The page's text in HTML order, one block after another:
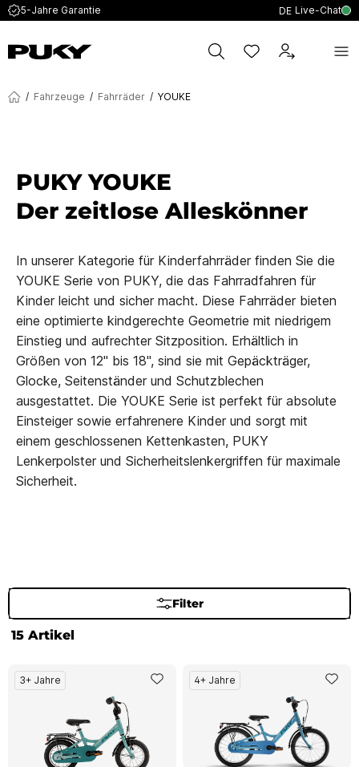
5-Jahre Garantie DE Live-Chat
/ Fahrzeuge / Fahrräder / YOUKE
PUKY YOUKE
Der zeitlose Alleskönner
In unserer Kategorie für Kinderfahrräder finden Sie die
YOUKE Serie von PUKY, die das Fahrradfahren für
Kinder leicht und sicher macht. Diese Fahrräder bieten
eine optimierte kindgerechte Geometrie mit niedrigem
Einstieg und aufrechter Sitzposition. Erhältlich in
Größen von 12" bis 18", sind sie mit Gepäckträger,
Glocke, Seitenständer und Schutzblechen
ausgestattet. Die YOUKE Serie ist perfekt für absolute
Einsteiger sowie erfahrenere Kinder und sorgt mit
einem geschlossenen Kettenkasten, PUKY
Lenkerpolster und Sicherheitslenkergriffen für maximale
Sicherheit.
Filter
15 Artikel
3+ Jahre 4+ Jahre